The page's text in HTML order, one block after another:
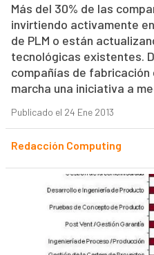
Más del 30% de las
invirtiendo activamente
de PLM o están
tecnológicas existentes.
compañías de
marcha una iniciativa a
Publicado el 24 Ene 2013
Redacción Computing